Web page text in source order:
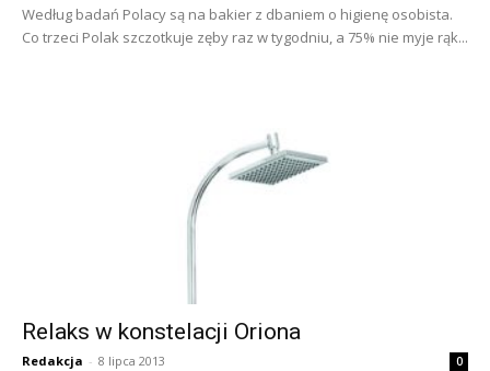
Według badań Polacy są na bakier z dbaniem o higienę osobista.
Co trzeci Polak szczotkuje zęby raz w tygodniu, a 75% nie myje rąk...
Relaks w konstelacji Oriona
Redakcja - 8 lipca 2013 0